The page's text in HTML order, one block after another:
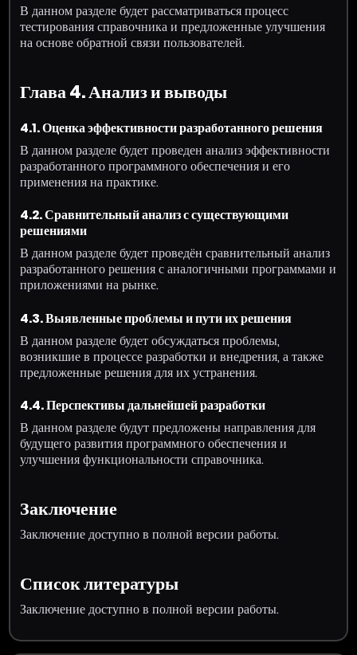
В данном разделе будет рассматриваться процесс
тестирования справочника и предложенные улучшения
на основе обратной связи пользователей.
Глава 4. Анализ и выводы
4.1. Оценка эффективности разработанного решения
В данном разделе будет проведен анализ эффективности
разработанного программного обеспечения и его
применения на практике.
4.2. Сравнительный анализ с существующими
решениями
В данном разделе будет проведён сравнительный анализ
разработанного решения с аналогичными программами и
приложениями на рынке.
4.3. Выявленные проблемы и пути их решения
В данном разделе будет обсуждаться проблемы,
возникшие в процессе разработки и внедрения, а также
предложенные решения для их устранения.
4.4. Перспективы дальнейшей разработки
В данном разделе будут предложены направления для
будущего развития программного обеспечения и
улучшения функциональности справочника.
Заключение
Заключение доступно в полной версии работы.
Список литературы
Заключение доступно в полной версии работы.